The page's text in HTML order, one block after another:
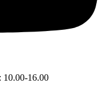
10.00-16.00